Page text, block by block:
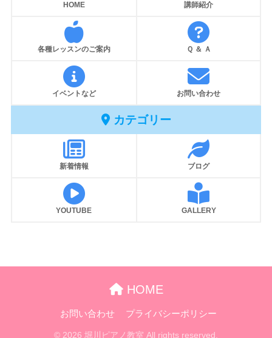
HOME 講師紹介
各種レッスンのご案内 Ｑ ＆ Ａ
イベントなど お問い合わせ
カテゴリー
新着情報 ブログ
YOUTUBE GALLERY
HOME
お問い合わせ プライバシーポリシー
© 2026 堀川ピアノ教室 All rights reserved.